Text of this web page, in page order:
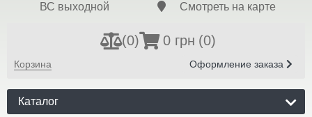
ВС выходной
Смотреть на карте
(0) 0 грн (0)
Корзина Оформление заказа
Каталог